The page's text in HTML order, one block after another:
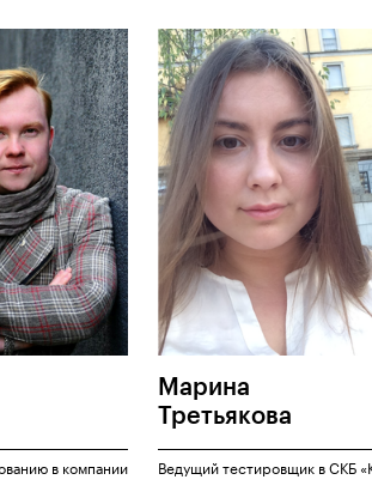
в компании
Марина
Третьякова
Ведущий тестировщик в СКБ